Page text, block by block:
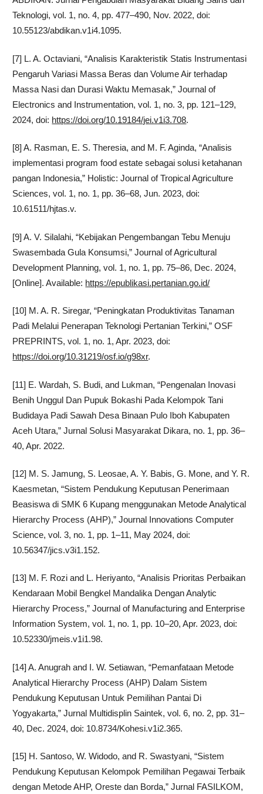
Teknologi, vol. 1, no. 4, pp. 477–490, Nov. 2022, doi:
10.55123/abdikan.v1i4.1095.
[7] L. A. Octaviani, “Analisis Karakteristik Statis Instrumentasi
Pengaruh Variasi Massa Beras dan Volume Air terhadap
Massa Nasi dan Durasi Waktu Memasak,” Journal of
Electronics and Instrumentation, vol. 1, no. 3, pp. 121–129,
2024, doi: https://doi.org/10.19184/jei.v1i3.708.
[8] A. Rasman, E. S. Theresia, and M. F. Aginda, “Analisis
implementasi program food estate sebagai solusi ketahanan
pangan Indonesia,” Holistic: Journal of Tropical Agriculture
Sciences, vol. 1, no. 1, pp. 36–68, Jun. 2023, doi:
10.61511/hjtas.v.
[9] A. V. Silalahi, “Kebijakan Pengembangan Tebu Menuju
Swasembada Gula Konsumsi,” Journal of Agricultural
Development Planning, vol. 1, no. 1, pp. 75–86, Dec. 2024,
[Online]. Available: https://epublikasi.pertanian.go.id/
[10] M. A. R. Siregar, “Peningkatan Produktivitas Tanaman
Padi Melalui Penerapan Teknologi Pertanian Terkini,” OSF
PREPRINTS, vol. 1, no. 1, Apr. 2023, doi:
https://doi.org/10.31219/osf.io/g98xr.
[11] E. Wardah, S. Budi, and Lukman, “Pengenalan Inovasi
Benih Unggul Dan Pupuk Bokashi Pada Kelompok Tani
Budidaya Padi Sawah Desa Binaan Pulo Iboh Kabupaten
Aceh Utara,” Jurnal Solusi Masyarakat Dikara, no. 1, pp. 36–
40, Apr. 2022.
[12] M. S. Jamung, S. Leosae, A. Y. Babis, G. Mone, and Y. R.
Kaesmetan, “Sistem Pendukung Keputusan Penerimaan
Beasiswa di SMK 6 Kupang menggunakan Metode Analytical
Hierarchy Process (AHP),” Journal Innovations Computer
Science, vol. 3, no. 1, pp. 1–11, May 2024, doi:
10.56347/jics.v3i1.152.
[13] M. F. Rozi and L. Heriyanto, “Analisis Prioritas Perbaikan
Kendaraan Mobil Bengkel Mandalika Dengan Analytic
Hierarchy Process,” Journal of Manufacturing and Enterprise
Information System, vol. 1, no. 1, pp. 10–20, Apr. 2023, doi:
10.52330/jmeis.v1i1.98.
[14] A. Anugrah and I. W. Setiawan, “Pemanfataan Metode
Analytical Hierarchy Process (AHP) Dalam Sistem
Pendukung Keputusan Untuk Pemilihan Pantai Di
Yogyakarta,” Jurnal Multidisplin Saintek, vol. 6, no. 2, pp. 31–
40, Dec. 2024, doi: 10.8734/Kohesi.v1i2.365.
[15] H. Santoso, W. Widodo, and R. Swastyani, “Sistem
Pendukung Keputusan Kelompok Pemilihan Pegawai Terbaik
dengan Metode AHP, Oreste dan Borda,” Jurnal FASILKOM,